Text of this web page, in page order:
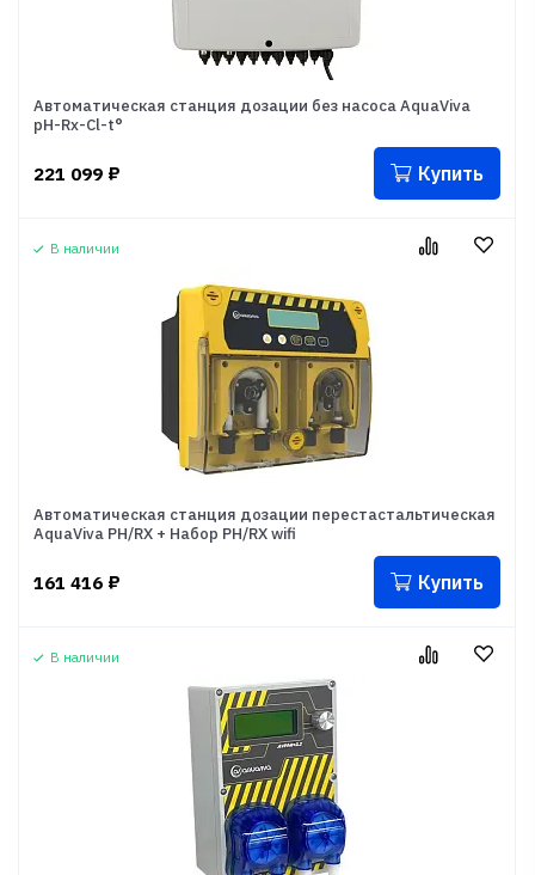
Автоматическая станция дозации без насоса AquaViva
pH-Rx-Cl-t°
221 099 ₽ Купить
В наличии
Автоматическая станция дозации перестастальтическая
AquaViva PH/RX + Набор PH/RX wifi
161 416 ₽ Купить
В наличии